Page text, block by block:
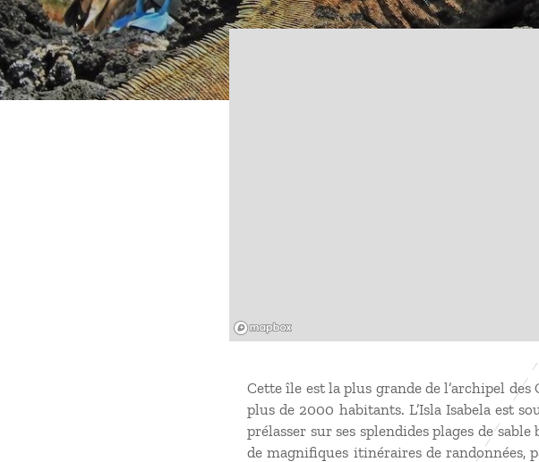
Cette île est la plus grande de l’archipel
plus de 2000 habitants. L’Isla Isabela est
prélasser sur ses splendides plages de
de magnifiques itinéraires de randonnées,